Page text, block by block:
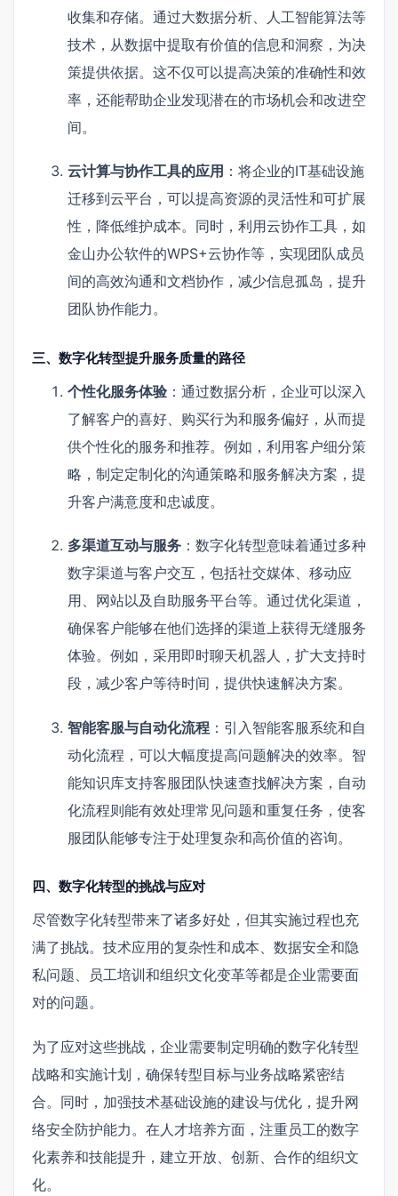
收集和存储。通过大数据分析、人工智能算法等
技术，从数据中提取有价值的信息和洞察，为决
策提供依据。这不仅可以提高决策的准确性和效
率，还能帮助企业发现潜在的市场机会和改进空
间。
云计算与协作工具的应用 ：将企业的IT基础设施
迁移到云平台，可以提高资源的灵活性和可扩展
性，降低维护成本。同时，利用云协作工具，如
金山办公软件的WPS+云协作等，实现团队成员
间的高效沟通和文档协作，减少信息孤岛，提升
团队协作能力。
三、数字化转型提升服务质量的路径
个性化服务体验 ：通过数据分析，企业可以深入
了解客户的喜好、购买行为和服务偏好，从而提
供个性化的服务和推荐。例如，利用客户细分策
略，制定定制化的沟通策略和服务解决方案，提
升客户满意度和忠诚度。
多渠道互动与服务 ：数字化转型意味着通过多种
数字渠道与客户交互，包括社交媒体、移动应
用、网站以及自助服务平台等。通过优化渠道，
确保客户能够在他们选择的渠道上获得无缝服务
体验。例如，采用即时聊天机器人，扩大支持时
段，减少客户等待时间，提供快速解决方案。
智能客服与自动化流程 ：引入智能客服系统和自
动化流程，可以大幅度提高问题解决的效率。智
能知识库支持客服团队快速查找解决方案，自动
化流程则能有效处理常见问题和重复任务，使客
服团队能够专注于处理复杂和高价值的咨询。
四、数字化转型的挑战与应对
尽管数字化转型带来了诸多好处，但其实施过程也充
满了挑战。技术应用的复杂性和成本、数据安全和隐
私问题、员工培训和组织文化变革等都是企业需要面
对的问题。
为了应对这些挑战，企业需要制定明确的数字化转型
战略和实施计划，确保转型目标与业务战略紧密结
合。同时，加强技术基础设施的建设与优化，提升网
络安全防护能力。在人才培养方面，注重员工的数字
化素养和技能提升，建立开放、创新、合作的组织文
化。